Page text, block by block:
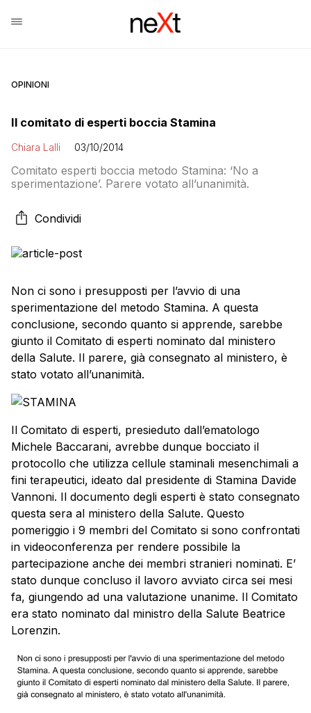
OPINIONI
Il comitato di esperti boccia Stamina
Chiara Lalli 03/10/2014
Comitato esperti boccia metodo Stamina: ‘No a
sperimentazione’. Parere votato all’unanimità.
Condividi
Non ci sono i presupposti per l’avvio di una
sperimentazione del metodo Stamina. A questa
conclusione, secondo quanto si apprende, sarebbe
giunto il Comitato di esperti nominato dal ministero
della Salute. Il parere, già consegnato al ministero, è
stato votato all’unanimità.
Il Comitato di esperti, presieduto dall’ematologo
Michele Baccarani, avrebbe dunque bocciato il
protocollo che utilizza cellule staminali mesenchimali a
fini terapeutici, ideato dal presidente di Stamina Davide
Vannoni. Il documento degli esperti è stato consegnato
questa sera al ministero della Salute. Questo
pomeriggio i 9 membri del Comitato si sono confrontati
in videoconferenza per rendere possibile la
partecipazione anche dei membri stranieri nominati. E’
stato dunque concluso il lavoro avviato circa sei mesi
fa, giungendo ad una valutazione unanime. Il Comitato
era stato nominato dal ministro della Salute Beatrice
Lorenzin.